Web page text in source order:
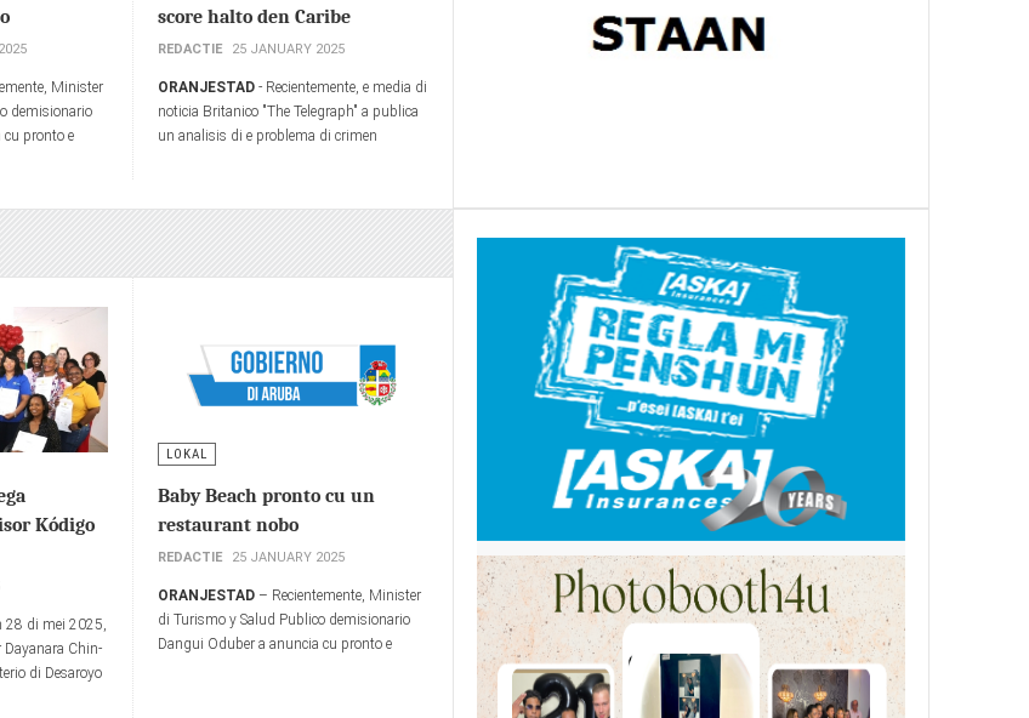
Minister
demisionario
cu pronto e
score halto den Caribe
REDACTIE 25 JANUARY 2025
ORANJESTAD - Recientemente, e media di
noticia Britanico "The Telegraph" a publica
un analisis di e problema di crimen
Kódigo
28 di mei 2025,
Chin-
di Desaroyo
LOKAL
Baby Beach pronto cu un
restaurant nobo
REDACTIE 25 JANUARY 2025
ORANJESTAD – Recientemente, Minister
di Turismo y Salud Publico demisionario
Dangui Oduber a anuncia cu pronto e